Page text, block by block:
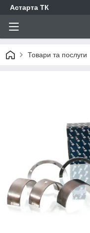
Астарта ТК
Товари та послуги